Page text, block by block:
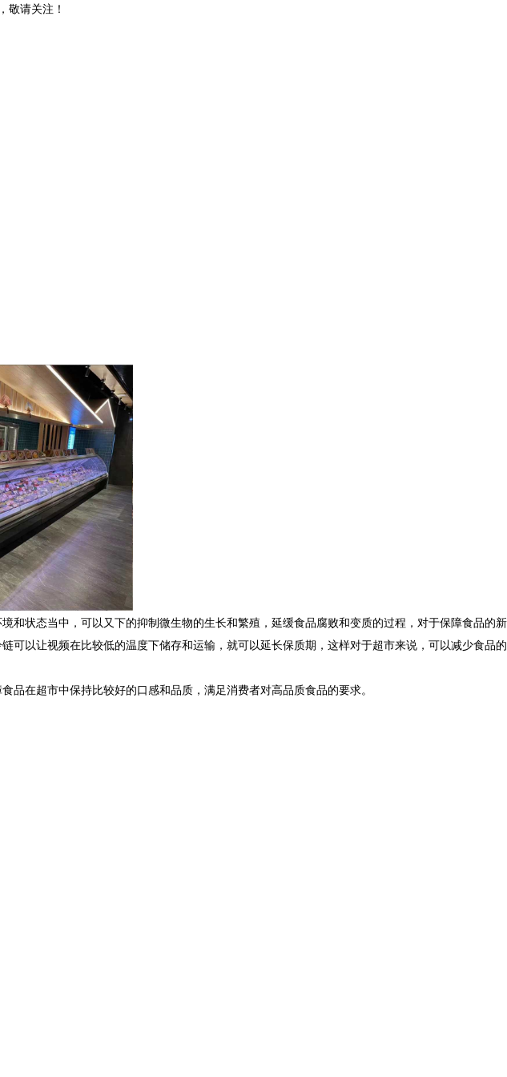
敬请关注！
状态当中，可以又下的抑制微生物的生长和繁殖，延缓食品腐败和变质的过程，对于保障食品的新
以让视频在比较低的温度下储存和运输，就可以延长保质期，这样对于超市来说，可以减少食品的
在超市中保持比较好的口感和品质，满足消费者对高品质食品的要求。